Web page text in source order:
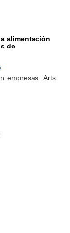
alimentación
de
empresas: Arts.